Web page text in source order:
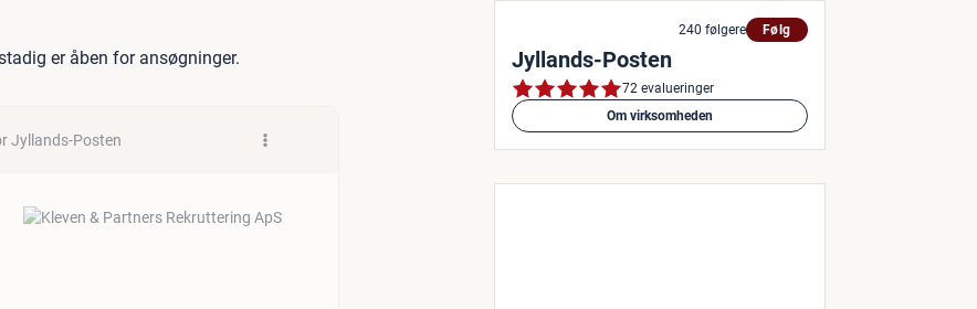
- Jyllands-Posten
er åben for ansøgninger.
Jyllands-Posten
240 følgere Følg
Jyllands-Posten
72 evalueringer
Om virksomheden